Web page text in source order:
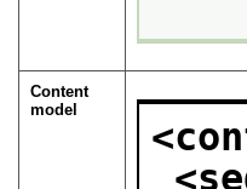
Content
model